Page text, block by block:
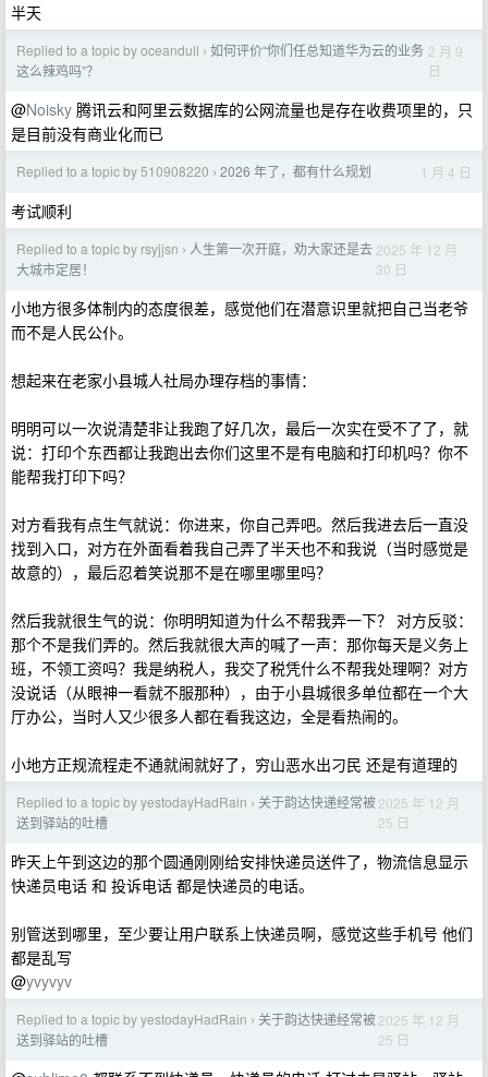
半天
Replied to a topic by oceandull › 如何评价“你们任总知道华为云的业务
这么辣鸡吗”？
2 月 9
日
@Noisky 腾讯云和阿里云数据库的公网流量也是存在收费项里的，只
是目前没有商业化而已
Replied to a topic by 510908220 › 2026 年了，都有什么规划 1 月 4 日
考试顺利
Replied to a topic by rsyjjsn › 人生第一次开庭，劝大家还是去
大城市定居！
2025 年 12 月
30 日
小地方很多体制内的态度很差，感觉他们在潜意识里就把自己当老爷
而不是人民公仆。
想起来在老家小县城人社局办理存档的事情：
明明可以一次说清楚非让我跑了好几次，最后一次实在受不了了，就
说：打印个东西都让我跑出去你们这里不是有电脑和打印机吗？你不
能帮我打印下吗？
对方看我有点生气就说：你进来，你自己弄吧。然后我进去后一直没
找到入口，对方在外面看着我自己弄了半天也不和我说（当时感觉是
故意的），最后忍着笑说那不是在哪里哪里吗？
然后我就很生气的说：你明明知道为什么不帮我弄一下？ 对方反驳：
那个不是我们弄的。然后我就很大声的喊了一声：那你每天是义务上
班，不领工资吗？我是纳税人，我交了税凭什么不帮我处理啊？对方
没说话（从眼神一看就不服那种），由于小县城很多单位都在一个大
厅办公，当时人又少很多人都在看我这边，全是看热闹的。
小地方正规流程走不通就闹就好了，穷山恶水出刁民 还是有道理的
Replied to a topic by yestodayHadRain › 关于韵达快递经常被
送到驿站的吐槽
2025 年 12 月
25 日
昨天上午到这边的那个圆通刚刚给安排快递员送件了，物流信息显示
快递员电话 和 投诉电话 都是快递员的电话。
别管送到哪里，至少要让用户联系上快递员啊，感觉这些手机号 他们
都是乱写
@yvyvyv
Replied to a topic by yestodayHadRain › 关于韵达快递经常被
送到驿站的吐槽
2025 年 12 月
25 日